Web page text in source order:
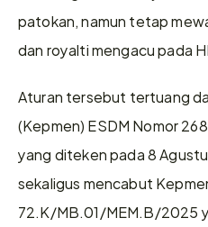
patokan, namun tetap
dan royalti mengacu pada
Aturan tersebut tertuang
(Kepmen) ESDM Nomor
yang diteken pada 8
sekaligus mencabut
72.K/MB.01/MEM.B/2025